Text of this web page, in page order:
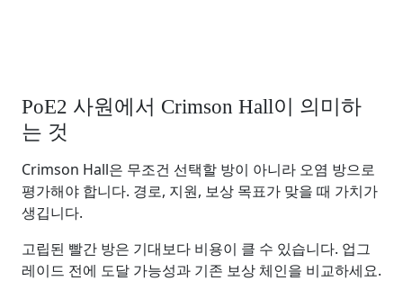
PoE2 사원에서 Crimson Hall이 의미하
는 것
Crimson Hall은 무조건 선택할 방이 아니라 오염 방으로
평가해야 합니다. 경로, 지원, 보상 목표가 맞을 때 가치가
생깁니다.
고립된 빨간 방은 기대보다 비용이 클 수 있습니다. 업그
레이드 전에 도달 가능성과 기존 보상 체인을 비교하세요.